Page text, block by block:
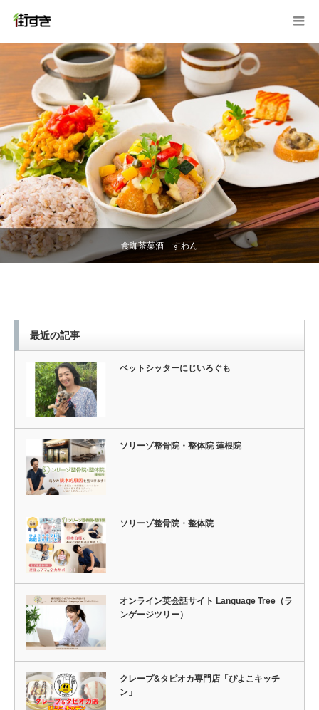
食珈茶菓酒 すわん
最近の記事
ペットシッターにじいろぐも
ソリーゾ整骨院・整体院 蓮根院
ソリーゾ整骨院・整体院
オンライン英会話サイト Language Tree（ラ
ンゲージツリー）
クレープ&タピオカ専門店「ぴよこキッチ
ン」